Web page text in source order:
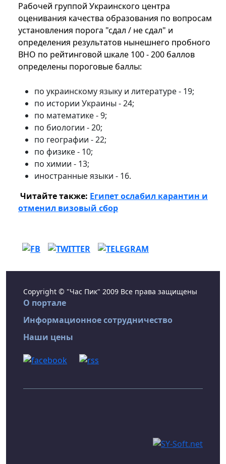
Рабочей группой Украинского центра
оценивания качества образования по вопросам
установления порога "сдал / не сдал" и
определения результатов нынешнего пробного
ВНО по рейтинговой шкале 100 - 200 баллов
определены пороговые баллы:
по украинскому языку и литературе - 19;
по истории Украины - 24;
по математике - 9;
по биологии - 20;
по географии - 22;
по физике - 10;
по химии - 13;
иностранные языки - 16.
Читайте также: Египет ослабил карантин и
отменил визовый сбор
Copyright © "Час Пик" 2009 Все права защищены
О портале
Информационное сотрудничество
Наши цены